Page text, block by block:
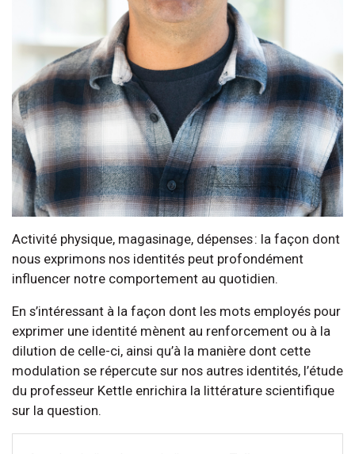
Activité physique, magasinage, dépenses : la façon dont
nous exprimons nos identités peut profondément
influencer notre comportement au quotidien.
En s’intéressant à la façon dont les mots employés pour
exprimer une identité mènent au renforcement ou à la
dilution de celle-ci, ainsi qu’à la manière dont cette
modulation se répercute sur nos autres identités, l’étude
du professeur Kettle enrichira la littérature scientifique
sur la question.